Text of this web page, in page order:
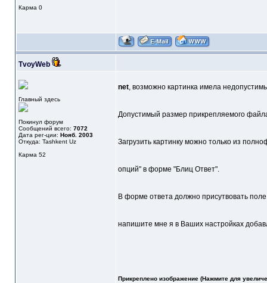
Карма 0
TvoyWeb
Главный здесь
Покинул форум
Сообщений всего: 7072
Дата рег-ции: Нояб. 2003
Откуда: Tashkent Uz
Карма 52
net, возможно картинка имела
Допустимый размер прикрепляемого
Загрузить картинку можно только из
опций" в форме "Блиц Ответ".
В форме ответа должно присутвовать
напишите мне я в Ваших настройках
Прикреплено изображение (Нажмите для